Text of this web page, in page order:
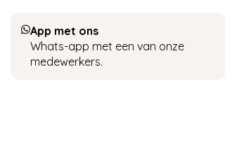
App met ons
Whats-app met een van onze
medewerkers.